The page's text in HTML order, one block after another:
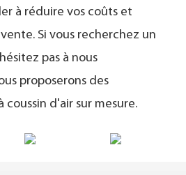
à réduire vos coûts et
Si vous recherchez un
pas à nous
proposerons des
coussin d'air sur mesure.